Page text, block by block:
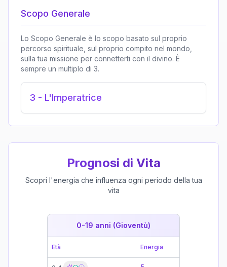
Scopo Generale
Lo Scopo Generale è lo scopo basato sul proprio
percorso spirituale, sul proprio compito nel mondo,
sulla tua missione per connetterti con il divino. È
sempre un multiplo di 3.
3 - L'Imperatrice
Prognosi di Vita
Scopri l'energia che influenza ogni periodo della tua
vita
0-19 anni (Gioventù)
Età Energia